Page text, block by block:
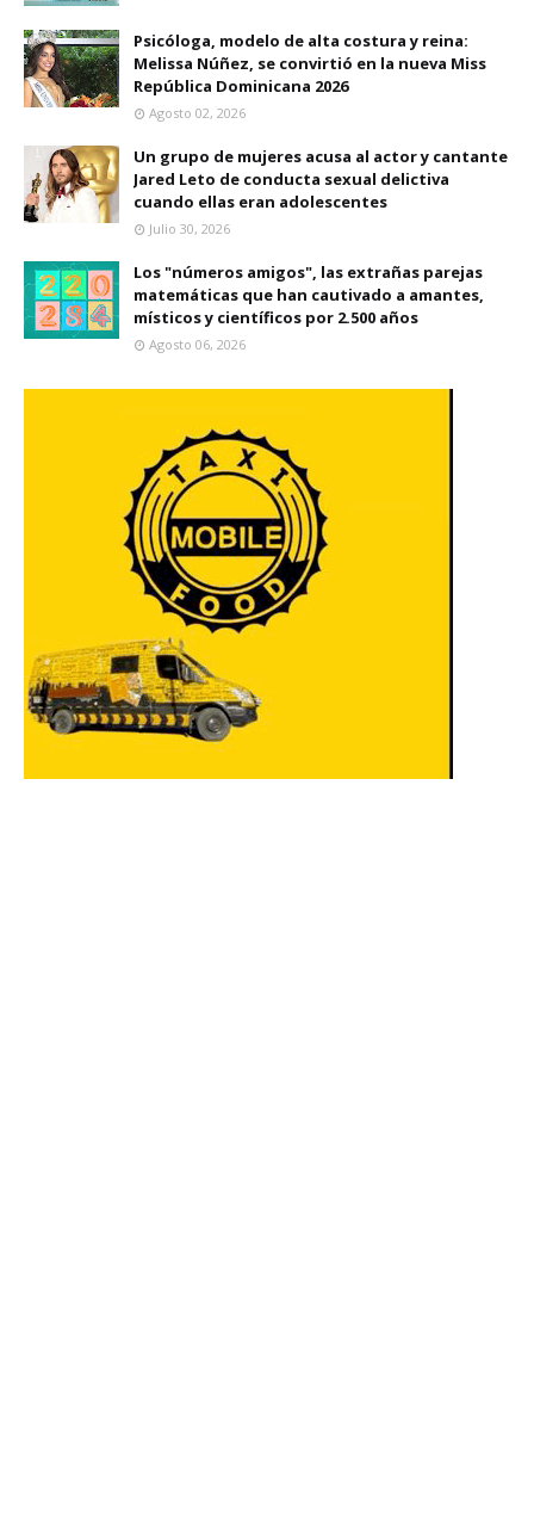
Psicóloga, modelo de alta costura y reina:
Melissa Núñez, se convirtió en la nueva Miss
República Dominicana 2026
Agosto 02, 2026
Un grupo de mujeres acusa al actor y cantante
Jared Leto de conducta sexual delictiva
cuando ellas eran adolescentes
Julio 30, 2026
Los "números amigos", las extrañas parejas
matemáticas que han cautivado a amantes,
místicos y científicos por 2.500 años
Agosto 06, 2026